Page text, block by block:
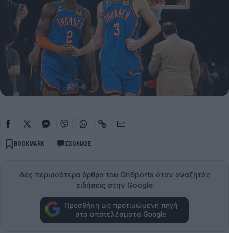
BOOKMARK ΣΧΟΛΙΑΣΕ
Δες περισσότερα άρθρα του OnSports όταν αναζητάς
ειδήσεις στην Google
Προσθήκη ως προτιμώμενη πηγή
στα αποτελέσματα Google